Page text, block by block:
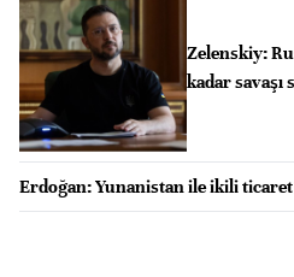
Zelenskiy:
kadar
Erdoğan: Yunanistan ile ikili